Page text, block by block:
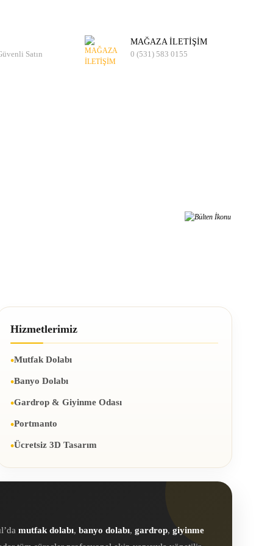
Satın
MAĞAZA İLETİŞİM
0 (531) 583 0155
Hizmetlerimiz
Mutfak Dolabı
Banyo Dolabı
Gardrop & Giyinme Odası
Portmanto
Ücretsiz 3D Tasarım
mutfak dolabı, banyo dolabı, gardrop, giyinme